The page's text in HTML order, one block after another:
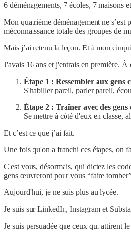
6 déménagements, 7 écoles, 7 maisons
Mon quatrième déménagement ne s’est
méconnaissance totale des groupes de
Mais j’ai retenu la leçon. Et à mon
J'avais 16 ans et j'entrais en première. À
Étape 1 : Ressembler aux gens
S'habiller pareil, parler pareil,
Étape 2 : Traîner avec des gens
Se mettre à côté d'eux en classe,
Et c’est ce que j’ai fait.
Une fois qu'on a franchi ces étapes, on
C'est vous, désormais, qui dictez les
gens œuvreront pour vous “faire
Aujourd'hui, je ne suis plus au lycée.
Je suis sur LinkedIn, Instagram et
Je suis persuadée que ceux qui attirent